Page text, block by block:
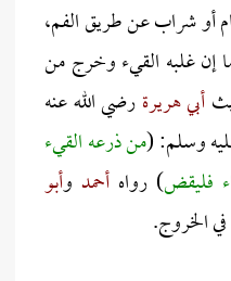
أو شراب عن طريق الفم،
إن غلبه القيء وخرج من
أبي هريرةرضي الله عنه
وسلم: (من ذرعه القيء
فليقض) رواه أحمد وأبو
الخروج.